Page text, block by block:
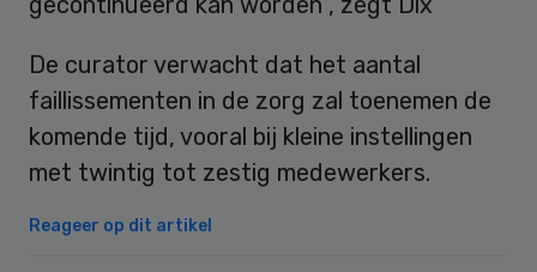
De curator verwacht dat het aantal
faillissementen in de zorg zal toenemen de
komende tijd, vooral bij kleine instellingen
met twintig tot zestig medewerkers.
Reageer op dit artikel